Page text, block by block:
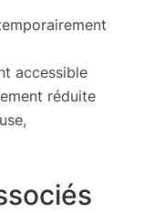
accessible
réduite